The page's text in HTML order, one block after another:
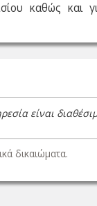
καθώς και
είναι
δικαιώματα.